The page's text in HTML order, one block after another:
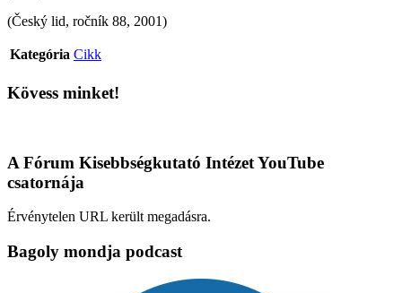
(Český lid, ročník 88, 2001)
Kategória Cikk
Kövess minket!
A Fórum Kisebbségkutató Intézet YouTube
csatornája
Érvénytelen URL került megadásra.
Bagoly mondja podcast